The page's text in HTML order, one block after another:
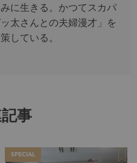
に生きる。かつてスカパ
太さんとの夫婦漫才」を
している。
事
SPECIAL